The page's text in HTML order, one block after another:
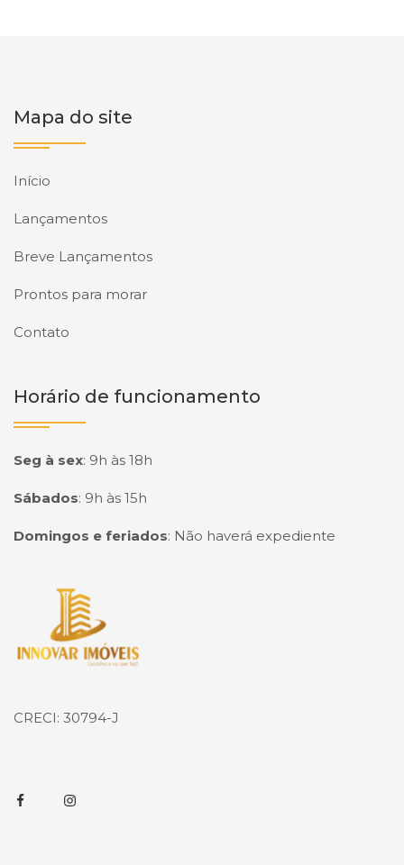
Mapa do site
Início
Lançamentos
Breve Lançamentos
Prontos para morar
Contato
Horário de funcionamento
Seg à sex: 9h às 18h
Sábados: 9h às 15h
Domingos e feriados: Não haverá expediente
Página inicial
CRECI: 30794-J
FacebookInstagram